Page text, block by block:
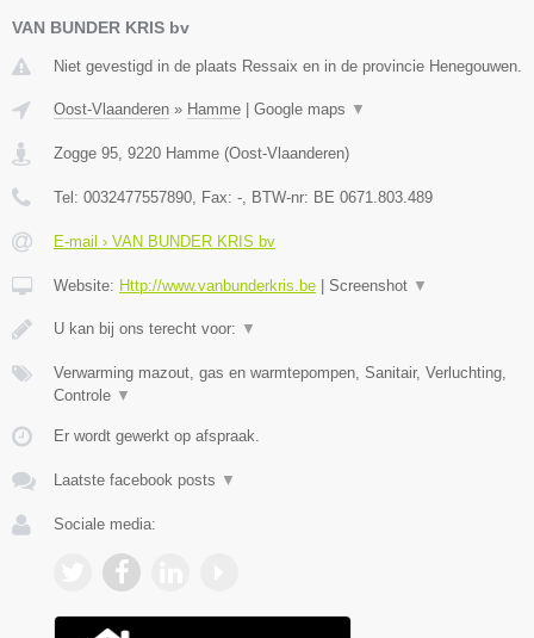
VAN BUNDER KRIS bv
Niet gevestigd in de plaats Ressaix en in de provincie Henegouwen.
Oost-Vlaanderen » Hamme Google maps ▼
Zogge 95, 9220 Hamme (Oost-Vlaanderen)
Tel: 0032477557890, Fax: -, BTW-nr: BE 0671.803.489
E-mail › VAN BUNDER KRIS bv
Website: Http://www.vanbunderkris.be Screenshot ▼
U kan bij ons terecht voor: ▼
Verwarming mazout, gas en warmtepompen, Sanitair, Verluchting,
Controle ▼
Er wordt gewerkt op afspraak.
Laatste facebook posts ▼
Sociale media: